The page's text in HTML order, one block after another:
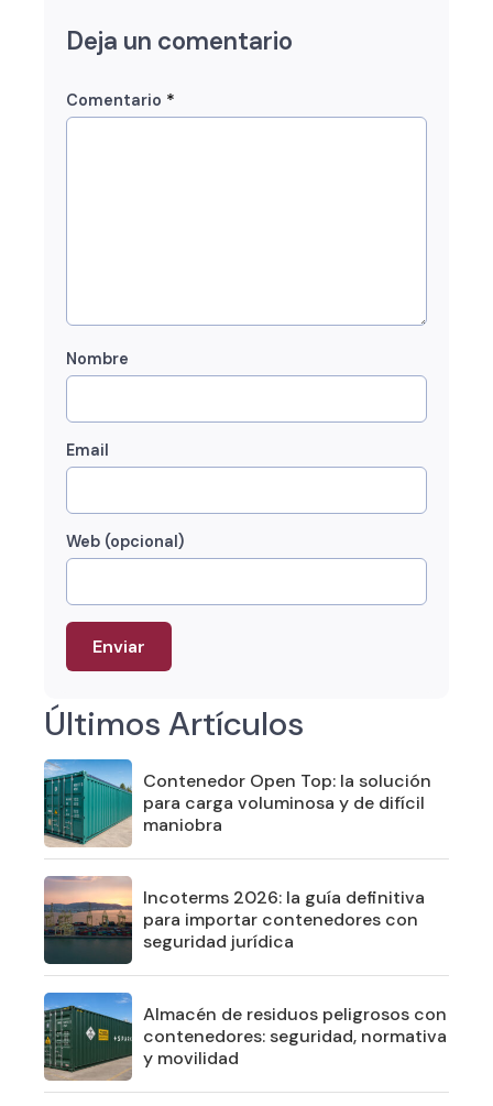
Deja un comentario
Comentario *
Nombre
Email
Web (opcional)
Últimos Artículos
Contenedor Open Top: la solución
para carga voluminosa y de difícil
maniobra
Incoterms 2026: la guía definitiva
para importar contenedores con
seguridad jurídica
Almacén de residuos peligrosos con
contenedores: seguridad, normativa
y movilidad